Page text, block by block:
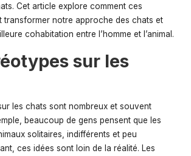
Cet article explore comment ces
transformer notre approche des chats et
cohabitation entre l’homme et l’animal.
sur les
les chats sont nombreux et souvent
beaucoup de gens pensent que les
solitaires, indifférents et peu
ces idées sont loin de la réalité. Les